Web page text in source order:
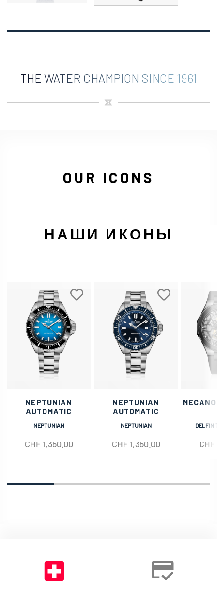
THE WATER CHAMPION SINCE 1961
OUR ICONS
НАШИ ИКОНЫ
NEPTUNIAN
AUTOMATIC
NEPTUNIAN
CHF1,350.00
NEPTUNIAN
AUTOMATIC
NEPTUNIAN
CHF1,350.00
DELFIN
CHF